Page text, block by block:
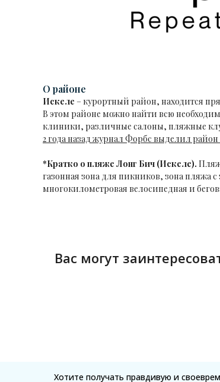
О районе
Искеле – курортный район, находится
В этом районе можно найти всю
клиники, различные салоны, пляжные
2 года назад журнал Форбс выделил
*Кратко о пляже Лонг Бич (Искеле).
газонная зона для пикников, зона
многокилометровая велосипедная и
Вас могут
Хотите получать правдивую и